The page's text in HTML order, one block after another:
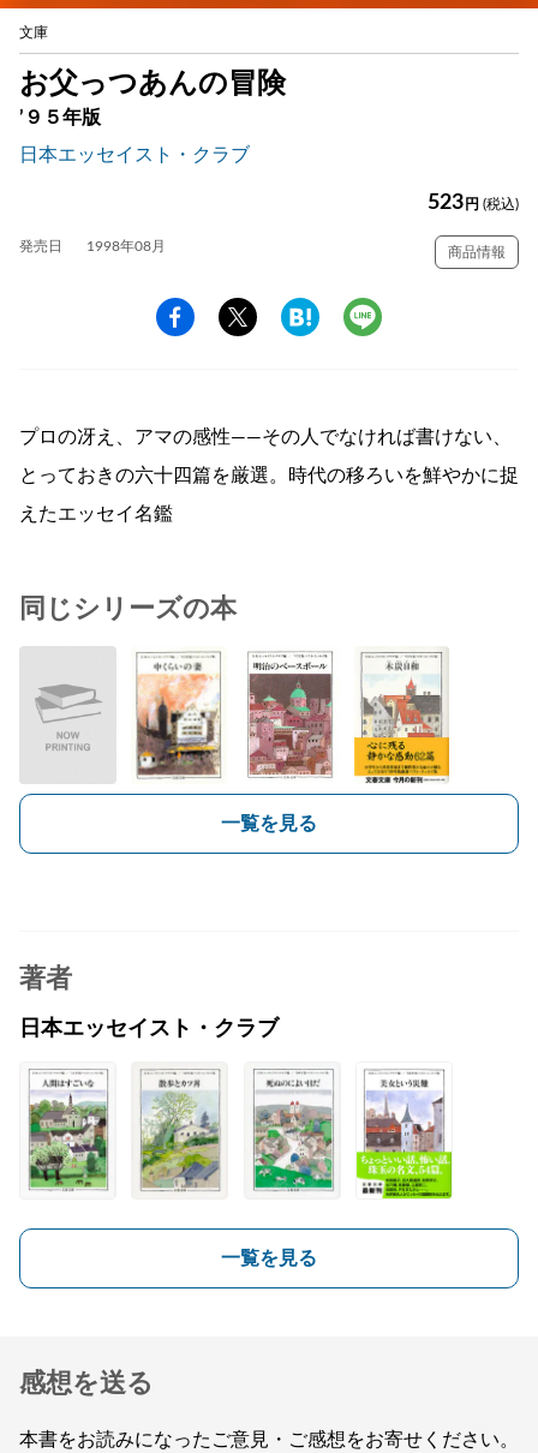
文庫
お父っつあんの冒険
’９５年版
日本エッセイスト・クラブ
523 円 (税込)
発売日 1998年08月 商品情報
プロの冴え、アマの感性――その人でなければ書けない、
とっておきの六十四篇を厳選。時代の移ろいを鮮やかに捉
えたエッセイ名鑑
同じシリーズの本
一覧を見る
著者
日本エッセイスト・クラブ
一覧を見る
感想を送る
本書をお読みになったご意見・ご感想をお寄せください。